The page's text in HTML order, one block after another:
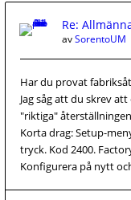
Re:
avSorentoUM
Har du provat
Jag såg att du skrev
"riktiga"
Korta drag: Setup-
tryck. Kod 2400.
Konfigurera på nytt